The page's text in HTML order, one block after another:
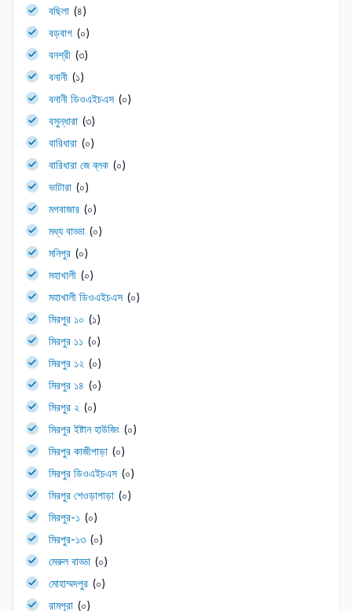
বছিলা (৪)
বড়বাগ (০)
বনশ্রী (৩)
বনানী (১)
বনানী ডিওএইচএস (০)
বসুন্ধারা (৩)
বারিধারা (০)
বারিধারা জে ব্লক (০)
ভাটারা (০)
মগবাজার (০)
মধ্য বাড্ডা (০)
মনিপুর (০)
মহাখালী (০)
মহাখালী ডিওএইচএস (০)
মিরপুর ১০ (১)
মিরপুর ১১ (০)
মিরপুর ১২ (০)
মিরপুর ১৪ (০)
মিরপুর ২ (০)
মিরপুর ইষ্টান হাউজিং (০)
মিরপুর কাজীপাড়া (০)
মিরপুর ডিওএইচএস (০)
মিরপুর শেওড়াপাড়া (০)
মিরপুর-১ (০)
মিরপুর-১৩ (০)
মেরুল বাড্ডা (০)
মোহাম্মদপুর (০)
রামপুরা (০)